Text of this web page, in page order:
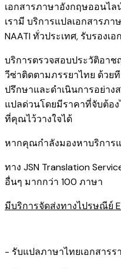
เอกสารภาษาอังกฤษออนไ
เรามี บริการแปลเอกสารภา
NAATI ​ทั่วประเทศ, รับรองเอ
บริการตรวจสอบประวัติอา
วีซ่าติดตามภรรยาไทย ด้วย
ปรึกษาและดำเนินการอย่าง
แปลด่วนโดยมีราคาที่จับต้อ
ที่คุณไว้วางใจได้
หากคุณกำลังมองหาบริการ
ทาง JSN Translation
อื่นๆ มากกว่า 100 ภาษา
มีบริการจัดส่งทางไปรษณีย์
- รับแปลภาษาไทยเอกสารร